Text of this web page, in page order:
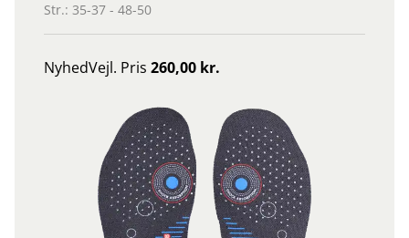
Str.: 35-37 - 48-50
NyhedVejl. Pris 260,00 kr.